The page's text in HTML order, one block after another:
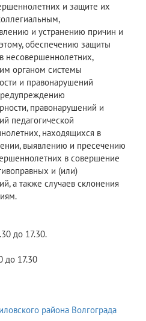
и защите их
и устранению причин и
обеспечению защиты
несовершеннолетних,
органом системы
и правонарушений
правонарушений и
педагогической
находящихся в
выявлению и пресечению
в совершение
и (или)
а также случаев склонения
до 17.30.
до 17.30
района Волгограда